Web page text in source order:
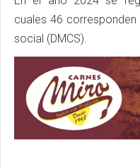
cuales 46
social (DMCS).